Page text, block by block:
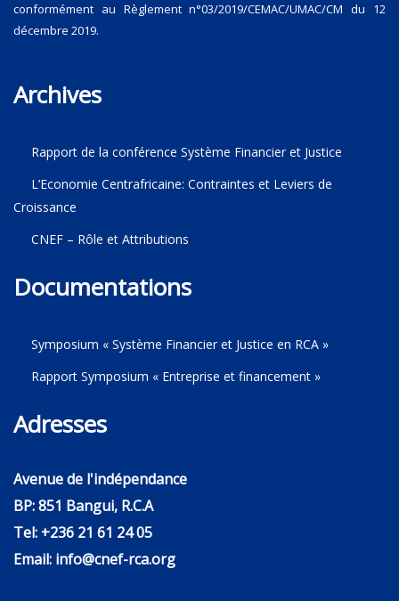
conformément au Règlement n°03/2019/CEMAC/UMAC/CM du 12
décembre 2019.
Archives
Rapport de la conférence Système Financier et Justice
L’Economie Centrafricaine: Contraintes et Leviers de
Croissance
CNEF – Rôle et Attributions
Documentations
Symposium « Système Financier et Justice en RCA »
Rapport Symposium « Entreprise et financement »
Adresses
Avenue de l'indépendance
BP: 851 Bangui, R.C.A
Tel: +236 21 61 24 05
Email: info@cnef-rca.org